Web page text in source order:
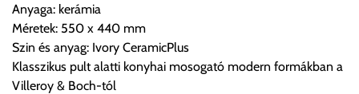
Szállítási díjak:
Az oldalunkon rendelés esetén, amennyiben szállítást is kér,
úgy esetenként több lehetőséget ajánl fel a program. Kérjük, a
vásárolt árú figyelembevételével az önnek megfelelő szállítási
költséget válassza ki.
Anyaga: kerámia
Méretek: 550 x 440 mm
Szin és anyag: Ivory CeramicPlus
Klasszikus pult alatti konyhai mosogató modern formákban a
Villeroy & Boch-tól